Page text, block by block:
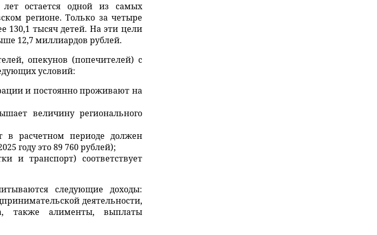
остается одной из самых
регионе. Только за четыре
130,1 тысяч детей. На эти цели
12,7 миллиардов рублей.
опекунов (попечителей) с
условий:
и постоянно проживают на
величину регионального
в расчетном периоде должен
году это 89 760 рублей);
и транспорт) соответствует
следующие доходы:
деятельности,
также алименты, выплаты